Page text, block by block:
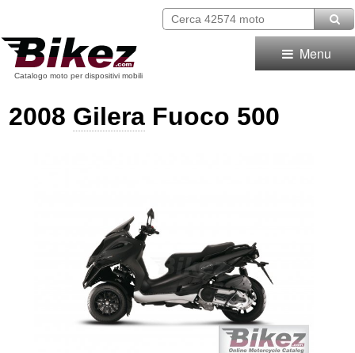
Catalogo moto per dispositivi mobili
Menu
2008 Gilera Fuoco 500